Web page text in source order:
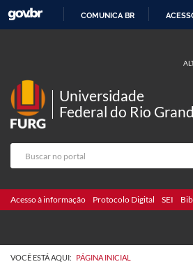
COMUNICA BR
Universidade
Federal do Rio
Acesso à informação Protocolo Digital SEI
VOCÊ ESTÁ AQUI: PÁGINA INICIAL